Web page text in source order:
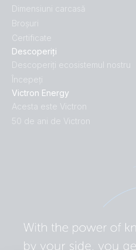
Descoperiți
Descoperiți ecosistemul nostru
Începeți
Victron Energy
Acesta este Victron
50 de ani de Victron
Dimensiuni carcasă
Broșuri
Certificate